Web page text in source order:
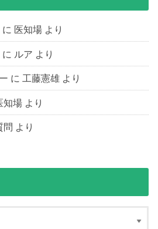
に 医知場 より
に ルア より
に 工藤憲雄 より
知場 より
問 より